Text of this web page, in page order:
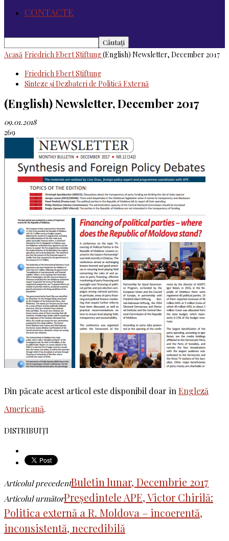
CONTACTE
Acasă Friedrich Ebert Stiftung(English) Newsletter, December 2017
Friedrich Ebert Stiftung
Sinteze şi Dezbateri de Politică Externă
(English) Newsletter, December 2017
09.01.2018
269
Din păcate acest articol este disponibil doar înEngleză
Americană.
DISTRIBUIȚI
Articolul precedentBuletin lunar, Decembrie 2017
Articolul următorPreședintele APE, Victor Chirilă:
Politica externă a R. Moldova – incoerentă,
inconsistentă, necredibilă